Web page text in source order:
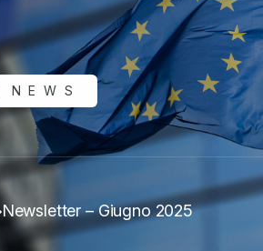
NEWS
Newsletter – Giugno 2025